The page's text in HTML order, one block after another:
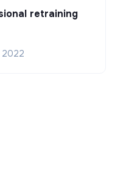
retraining
2022